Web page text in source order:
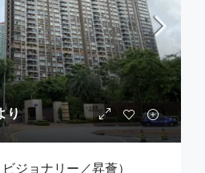
り
ジョナリー／昇薈）